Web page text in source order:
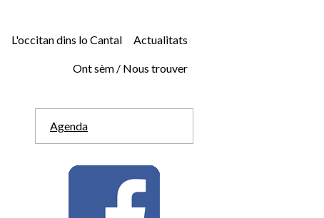
L'occitan dins lo Cantal Actualitats
Ont sèm / Nous trouver
Agenda